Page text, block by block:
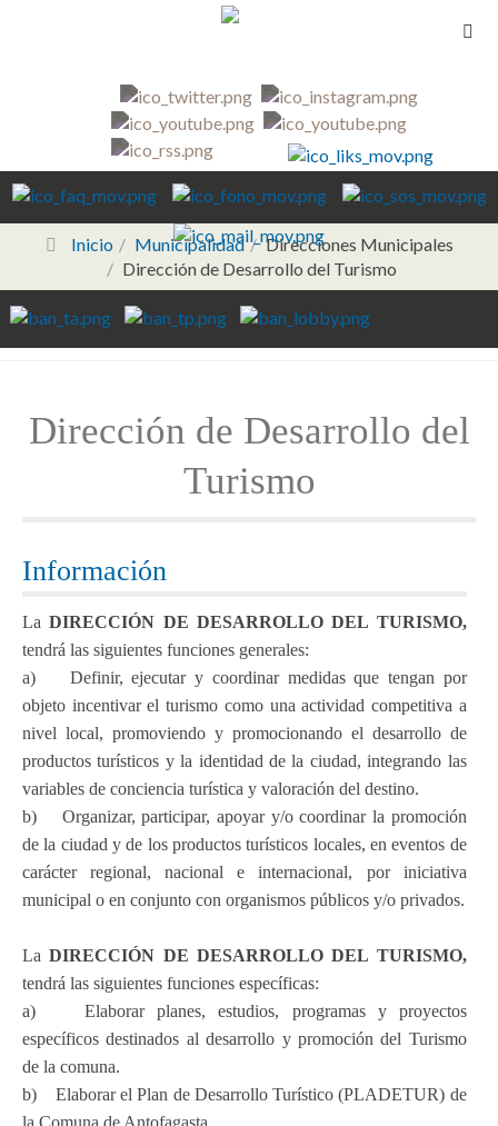
Inicio Municipalidad
Direcciones Municipales
Dirección de Desarrollo del Turismo
Dirección de Desarrollo del
Turismo
Información
LaDIRECCIÓN DE DESARROLLO DEL TURISMO,
tendrá las siguientes funciones generales:
a) Definir, ejecutar y coordinar medidas que tengan por
objeto incentivar el turismo como una actividad competitiva a
nivel local, promoviendo y promocionando el desarrollo de
productos turísticos y la identidad de la ciudad, integrando las
variables de conciencia turística y valoración del destino.
b) Organizar, participar, apoyar y/o coordinar la promoción
de la ciudad y de los productos turísticos locales, en eventos de
carácter regional, nacional e internacional, por iniciativa
municipal o en conjunto con organismos públicos y/o privados.
LaDIRECCIÓN DE DESARROLLO DEL TURISMO,
tendrá las siguientes funciones específicas:
a) Elaborar planes, estudios, programas y proyectos
específicos destinados al desarrollo y promoción del Turismo
de la comuna.
b) Elaborar el Plan de Desarrollo Turístico (PLADETUR) de
la Comuna de Antofagasta.